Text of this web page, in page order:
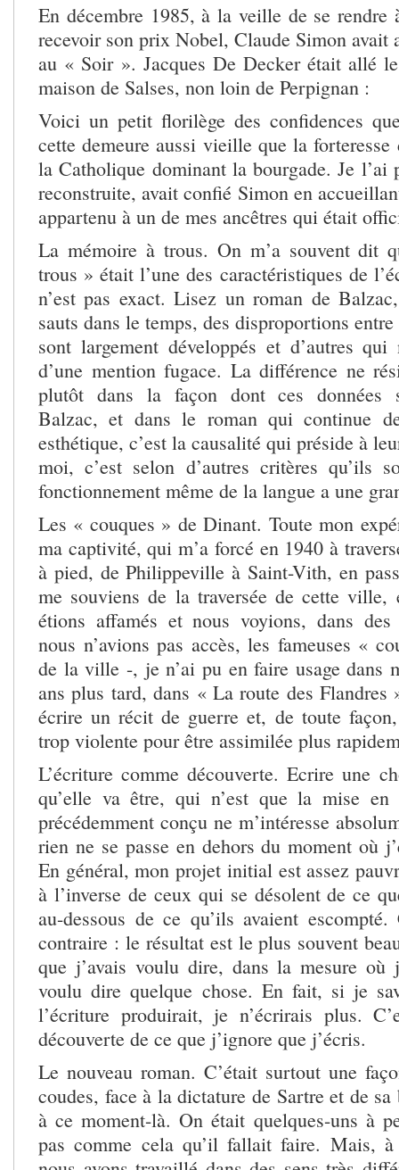
En décembre 1985, à la veille de se
recevoir son prix Nobel, Claude Simon avait
au « Soir ». Jacques De Decker était allé
maison de Salses, non loin de Perpignan :
Voici un petit florilège des confidences
cette demeure aussi vieille que la forteresse
la Catholique dominant la bourgade. Je l’ai
reconstruite, avait confié Simon en
appartenu à un de mes ancêtres qui était
La mémoire à trous. On m’a souvent dit
trous » était l’une des caractéristiques de
n’est pas exact. Lisez un roman de
sauts dans le temps, des disproportions
sont largement développés et d’autres
d’une mention fugace. La différence ne
plutôt dans la façon dont ces données
Balzac, et dans le roman qui continue
esthétique, c’est la causalité qui préside à
moi, c’est selon d’autres critères qu’ils
fonctionnement même de la langue a une
Les « couques » de Dinant. Toute mon
ma captivité, qui m’a forcé en 1940 à
à pied, de Philippeville à Saint-Vith, en
me souviens de la traversée de cette ville,
étions affamés et nous voyions, dans des
nous n’avions pas accès, les fameuses «
de la ville -, je n’ai pu en faire usage dans
ans plus tard, dans « La route des Flandres
écrire un récit de guerre et, de toute
trop violente pour être assimilée plus
L’écriture comme découverte. Ecrire une
qu’elle va être, qui n’est que la mise en
précédemment conçu ne m’intéresse
rien ne se passe en dehors du moment où
En général, mon projet initial est assez
à l’inverse de ceux qui se désolent de ce
au-dessous de ce qu’ils avaient
contraire : le résultat est le plus souvent
que j’avais voulu dire, dans la mesure où
voulu dire quelque chose. En fait, si je
l’écriture produirait, je n’écrirais plus.
découverte de ce que j’ignore que j’écris.
Le nouveau roman. C’était surtout une
coudes, face à la dictature de Sartre et de
à ce moment-là. On était quelques-uns à
pas comme cela qu’il fallait faire. Mais,